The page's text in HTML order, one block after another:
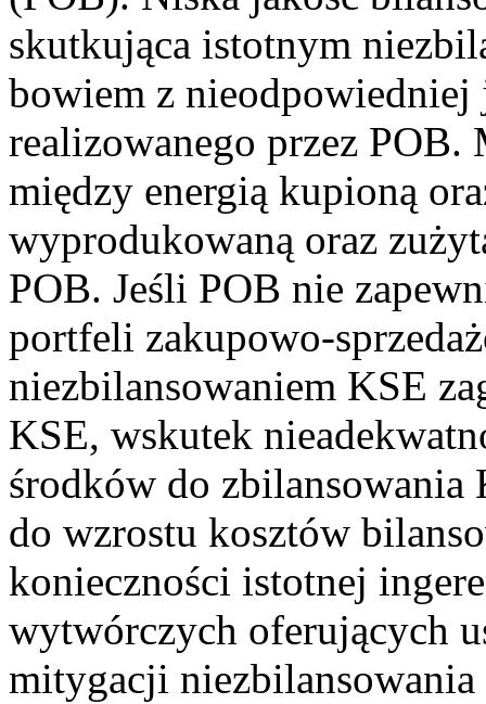
skutkująca istotnym
bowiem z nieodpowiedniej
realizowanego przez
między energią kupioną
wyprodukowaną oraz
POB. Jeśli POB nie
portfeli zakupowo-
niezbilansowaniem KSE
KSE, wskutek
środków do
do wzrostu kosztów
konieczności istotnej
wytwórczych oferujących
mitygacji